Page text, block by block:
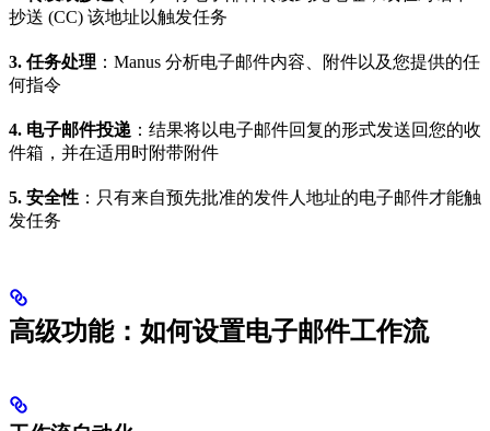
抄送 (CC) 该地址以触发任务
3. 任务处理 ：Manus 分析电子邮件内容、附件以及您提供的任
何指令
4. 电子邮件投递 ：结果将以电子邮件回复的形式发送回您的收
件箱，并在适用时附带附件
5. 安全性 ：只有来自预先批准的发件人地址的电子邮件才能触
发任务
高级功能：如何设置电子邮件工作流